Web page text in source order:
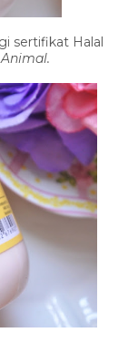
sertifikat Halal